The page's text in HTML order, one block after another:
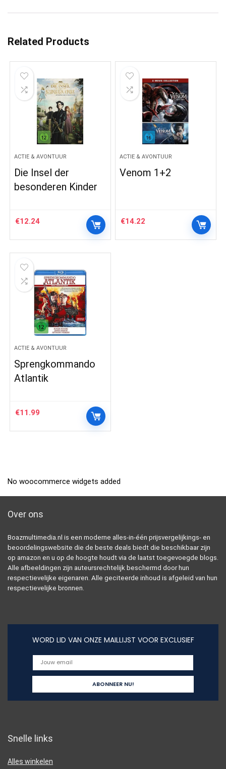
Related Products
ACTIE & AVONTUUR
Die Insel der
besonderen Kinder
€12.24
ACTIE & AVONTUUR
Venom 1+2
€14.22
ACTIE & AVONTUUR
Sprengkommando
Atlantik
€11.99
No woocommerce widgets added
Over ons
Boazmultimedia.nl is een moderne alles-in-één prijsvergelijkings- en
beoordelingswebsite die de beste deals biedt die beschikbaar zijn
op amazon en u op de hoogte houdt via de laatst toegevoegde blogs.
Alle afbeeldingen zijn auteursrechtelijk beschermd door hun
respectievelijke eigenaren. Alle geciteerde inhoud is afgeleid van hun
respectievelijke bronnen.
WORD LID VAN ONZE MAILLIJST VOOR EXCLUSIEF
Snelle links
Alles winkelen